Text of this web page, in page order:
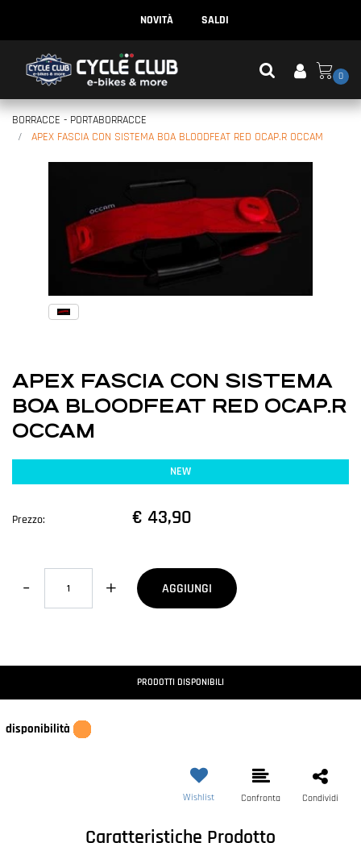
NOVITÀ SALDI
0
BORRACCE - PORTABORRACCE
APEX FASCIA CON SISTEMA BOA BLOODFEAT RED OCAP.R OCCAM
APEX FASCIA CON SISTEMA
BOA BLOODFEAT RED OCAP.R
OCCAM
NEW
Prezzo: € 43,90
Quantità
AGGIUNGI
PRODOTTI DISPONIBILI
disponibilità
Wishlist Confronta Condividi
Caratteristiche Prodotto